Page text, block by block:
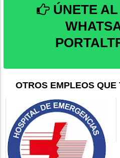
✓ Ingeniería Petróleo
✓ Ingeniería Petroquímica
✓ Ingeniería Química
✓ Ingeniería de Energías Renovables
otorgará una asignación de S/.
- Para los ingresantes provenientes
les otorgará una asignación de S/.
ÚNETE
OTROS EMPLEOS